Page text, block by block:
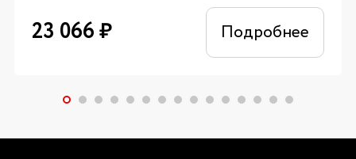
23 066₽ Подробнее